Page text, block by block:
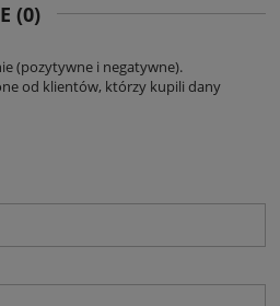
(0)
(pozytywne i negatywne).
od klientów, którzy kupili dany